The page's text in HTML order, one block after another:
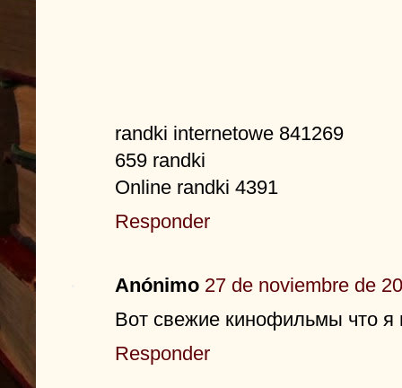
randki internetowe 841269
659 randki
Online randki 4391
Responder
Anónimo 27 de noviembre de
Вот свежие кинофильмы что я
Responder